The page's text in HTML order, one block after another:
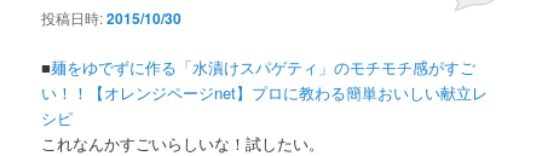
投稿日時:2015/10/30
■麺をゆでずに作る「水漬けスパゲティ」のモチモチ感がすご
い！！【オレンジページnet】プロに教わる簡単おいしい献立レ
シピ
これなんかすごいらしいな！試したい。